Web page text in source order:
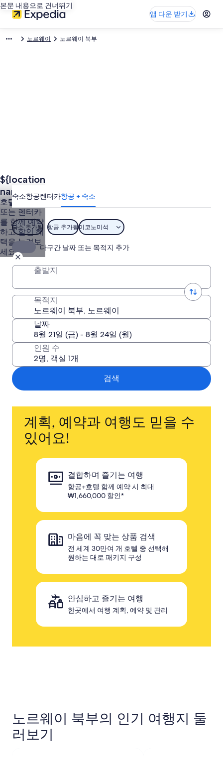
본문 내용으로 건너뛰기
앱 다운 받기
노르웨이 노르웨이 북부
${location
name} 여
행: 항공
+숙소
호텔 + 항공
또는 렌터카
를 함께 예약
하고 할인 혜
택을 누려보
세요.
숙소항공렌터카항공 + 숙소
숙소 추가됨 항공 추가됨이코노미석
다구간 날짜 또는 목적지 추가
출발지
목적지
날짜
인원 수
검색
계획, 예약과 여행도 믿을 수
있어요!
결합하며 즐기는 여행
항공+호텔 함께 예약 시 최대
₩1,660,000 할인*
마음에 꼭 맞는 상품 검색
전 세계 30만여 개 호텔 중 선택해
원하는 대로 패키지 구성
안심하고 즐기는 여행
한곳에서 여행 계획, 예약 및 관리
노르웨이 북부의 인기 여행지 둘
러보기